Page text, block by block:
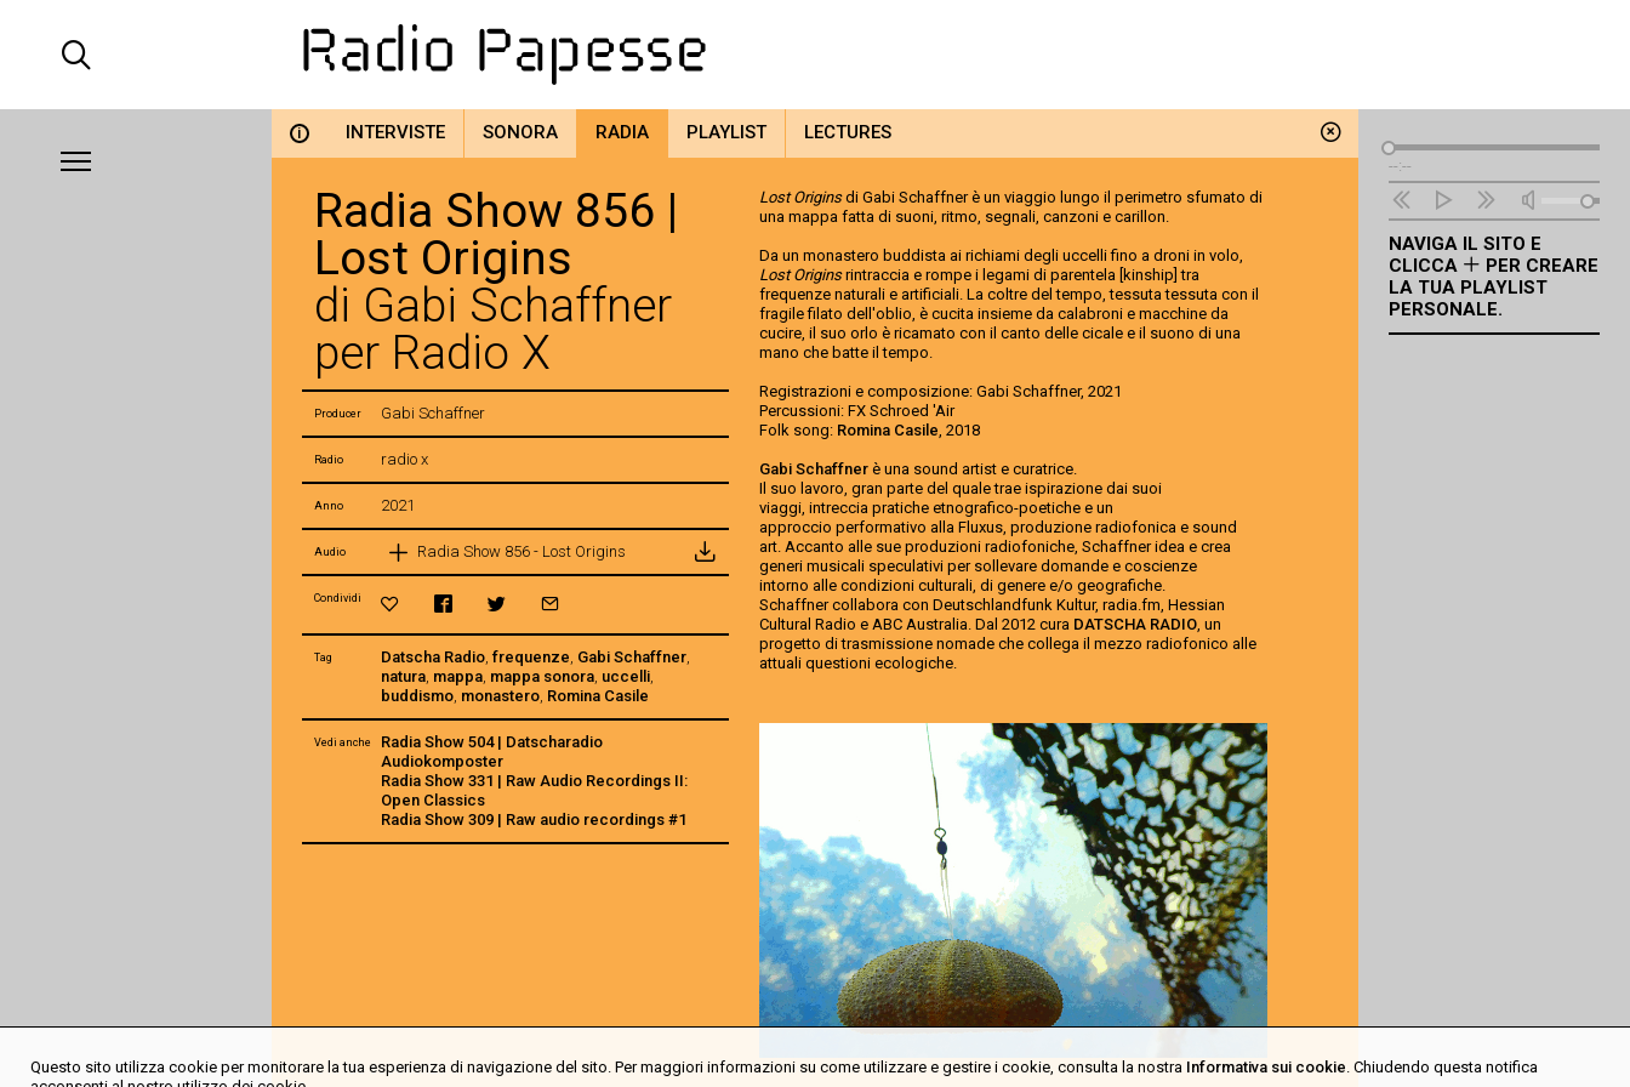
i INTERVISTE SONORA RADIA PLAYLIST LECTURES
Radia Show 856 |
Lost Origins
di Gabi Schaffner
per Radio X
Producer Gabi Schaffner
Radio radio x
Anno 2021
Audio Radia Show 856 - Lost Origins
Condividi
Tag Datscha Radio,frequenze, Gabi Schaffner,
natura, mappa, mappa sonora, uccelli,
buddismo, monastero, Romina Casile
Vedi anche
Radia Show 504 | Datscharadio
Audiokomposter
Radia Show 331 | Raw Audio Recordings II:
Open Classics
Radia Show 309 | Raw audio recordings #1
Lost Originsdi Gabi Schaffner è un viaggio lungo il perimetro sfumato di
una mappa fatta di suoni, ritmo, segnali, canzoni e carillon.
Da un monastero buddista ai richiami degli uccelli fino a droni in volo,
Lost Originsrintraccia e rompe i legami di parentela [kinship] tra
frequenze naturali e artificiali. La coltre del tempo, tessuta tessuta con il
fragile filato dell'oblio, è cucita insieme da calabroni e macchine da
cucire, il suo orlo è ricamato con il canto delle cicale e il suono di una
mano che batte il tempo.
Registrazioni e composizione: Gabi Schaffner, 2021
Percussioni: FX Schroed 'Air
Folk song: Romina Casile, 2018
Gabi Schaffner è una sound artist e curatrice.
Il suo lavoro, gran parte del quale trae ispirazione dai suoi
viaggi, intreccia pratiche etnografico-poetiche e un
approccio performativo alla Fluxus, produzione radiofonica e sound
art. Accanto alle sue produzioni radiofoniche, Schaffner idea e crea
generi musicali speculativi per sollevare domande e coscienze
intorno alle condizioni culturali, di genere e/o geografiche.
Schaffner collabora con Deutschlandfunk Kultur, radia.fm, Hessian
Cultural Radio e ABC Australia. Dal 2012 cura DATSCHA RADIO, un
progetto di trasmissione nomade che collega il mezzo radiofonico alle
attuali questioni ecologiche.
Lettore
Audio
--:--
NAVIGA IL SITO E
CLICCA
PER CREARE
LA TUA PLAYLIST
PERSONALE.
Questo sito utilizza cookie per monitorare la tua esperienza di navigazione del sito. Per maggiori informazioni su come utilizzare e gestire i cookie, consulta la nostra Informativa sui cookie. Chiudendo questa notifica